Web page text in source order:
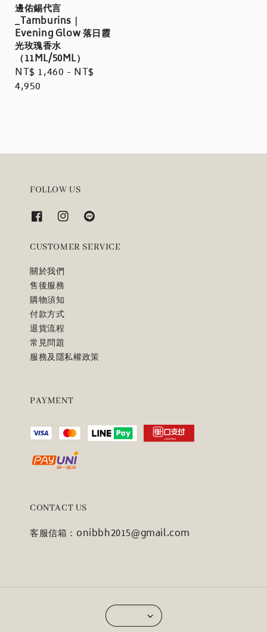
邊佑錫代言
_Tamburins｜
Evening Glow 落日霞
光玫瑰香水
（11ML/50ML）
Regular
price
NT$ 1,460 - NT$
4,950
FOLLOW US
CUSTOMER SERVICE
關於我們
售後服務
購物須知
付款方式
退貨流程
常見問題
服務及隱私權政策
PAYMENT
CONTACT US
客服信箱：onibbh2015@gmail.com